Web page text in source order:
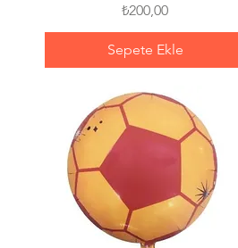
Fiyat
₺200,00
Sepete Ekle